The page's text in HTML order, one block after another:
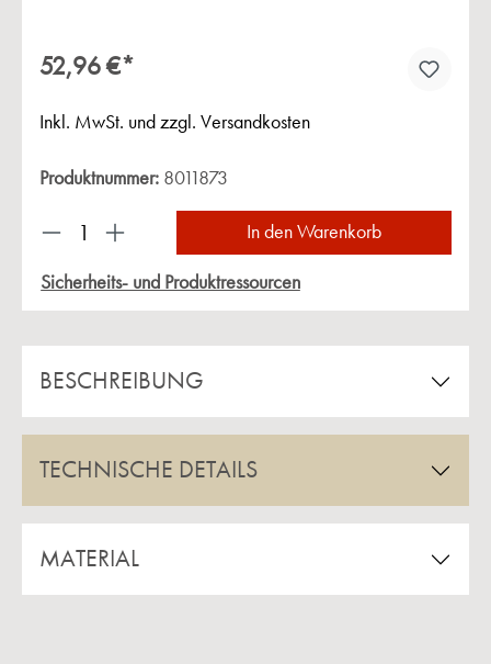
52,96 €*
Inkl. MwSt. und zzgl. Versandkosten
Produktnummer: 8011873
Produkt Anzahl: Gib den gewünschten Wert
In den Warenkorb
Sicherheits- und Produktressourcen
BESCHREIBUNG
TECHNISCHE DETAILS
MATERIAL